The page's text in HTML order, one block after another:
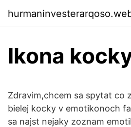
Ikona
Zdravim,chcem sa spytat co
bielej kocky v emotikonoch
sa najst nejaky zoznam